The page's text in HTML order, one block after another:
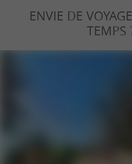
ENVIE DE
TEMPS